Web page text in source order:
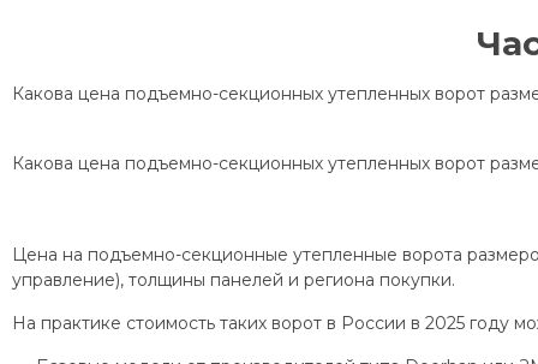
Какова цена подъемно-секционных утепленных ворот
Какова цена подъемно-секционных утепленных ворот
Цена на подъемно-секционные утепленные ворота
управление), толщины панелей и региона покупки.
На практике стоимость таких ворот в России в 2025 году